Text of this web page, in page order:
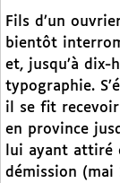
Fils d’un
bientôt
et, jusqu’à
typographie.
il se fit
en province
lui ayant attiré
démission (mai